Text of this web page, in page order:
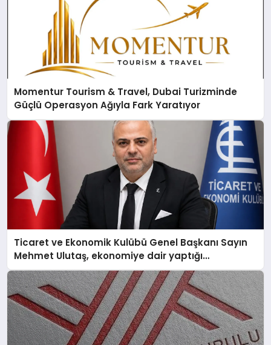
Momentur Tourism & Travel, Dubai Turizminde
Güçlü Operasyon Ağıyla Fark Yaratıyor
Ticaret ve Ekonomik Kulübü Genel Başkanı Sayın
Mehmet Ulutaş, ekonomiye dair yaptığı
açıklamada şunları kaydetti: